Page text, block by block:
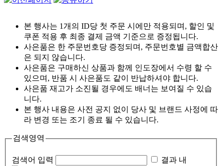
본 행사는 1개의 ID당 첫 주문 시에만 적용되며, 할인 및
쿠폰 적용 후 최종 결제 금액 기준으로 증정됩니다.
사은품은 한 주문번호당 증정되며, 주문번호별 금액합산
은 되지 않습니다.
사은품은 구매하신 상품과 함께 인도장에서 수령 할 수
있으며, 반품 시 사은품도 같이 반납하셔야 합니다.
사은품 재고가 소진될 경우에도 배너는 보여질 수 있습
니다.
본 행사 내용은 사전 공지 없이 당사 및 브랜드 사정에 따
라 변경 또는 조기 종료 될 수 있습니다.
검색영역
검색어 입력 결과 내